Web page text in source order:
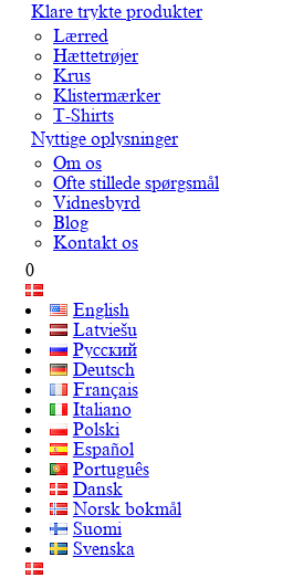
Klare trykte produkter
Lærred
Hættetrøjer
Krus
Klistermærker
T-Shirts
Nyttige oplysninger
Om os
Ofte stillede spørgsmål
Vidnesbyrd
Blog
Kontakt os
0
English
Latviešu
Русский
Deutsch
Français
Italiano
Polski
Español
Português
Dansk
Norsk bokmål
Suomi
Svenska